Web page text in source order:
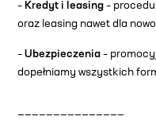
– Kredyt i leasing–
oraz leasing nawet dla
–Ubezpieczenia–
dopełniamy wszystkich
———————————————